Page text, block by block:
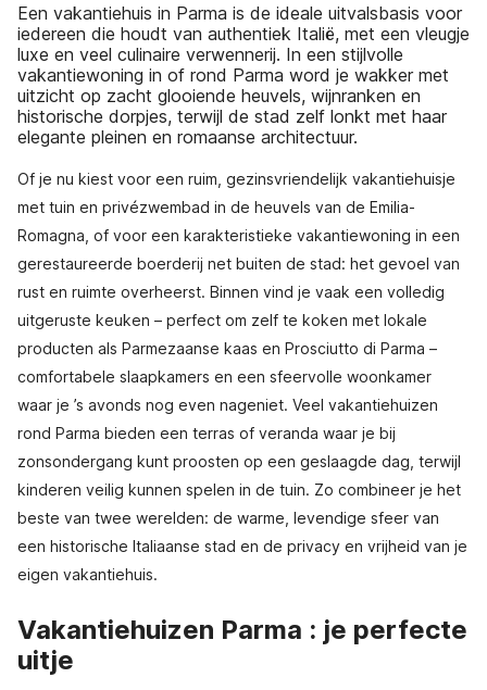
Een vakantiehuis in Parma is de ideale uitvalsbasis voor
iedereen die houdt van authentiek Italië, met een vleugje
luxe en veel culinaire verwennerij. In een stijlvolle
vakantiewoning in of rond Parma word je wakker met
uitzicht op zacht glooiende heuvels, wijnranken en
historische dorpjes, terwijl de stad zelf lonkt met haar
elegante pleinen en romaanse architectuur.
Of je nu kiest voor een ruim, gezinsvriendelijk vakantiehuisje
met tuin en privézwembad in de heuvels van de Emilia-
Romagna, of voor een karakteristieke vakantiewoning in een
gerestaureerde boerderij net buiten de stad: het gevoel van
rust en ruimte overheerst. Binnen vind je vaak een volledig
uitgeruste keuken – perfect om zelf te koken met lokale
producten als Parmezaanse kaas en Prosciutto di Parma –
comfortabele slaapkamers en een sfeervolle woonkamer
waar je ’s avonds nog even nageniet. Veel vakantiehuizen
rond Parma bieden een terras of veranda waar je bij
zonsondergang kunt proosten op een geslaagde dag, terwijl
kinderen veilig kunnen spelen in de tuin. Zo combineer je het
beste van twee werelden: de warme, levendige sfeer van
een historische Italiaanse stad en de privacy en vrijheid van je
eigen vakantiehuis.
Vakantiehuizen Parma : je perfecte
uitje